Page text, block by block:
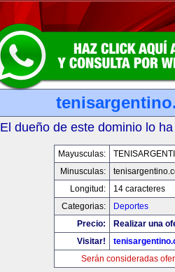
El dueño de este dominio lo
Mayusculas:
Minusculas:
Longitud:
14 caracteres
Categorias:
Deportes
Precio:
Realizar una
Visitar!
Serán consideradas